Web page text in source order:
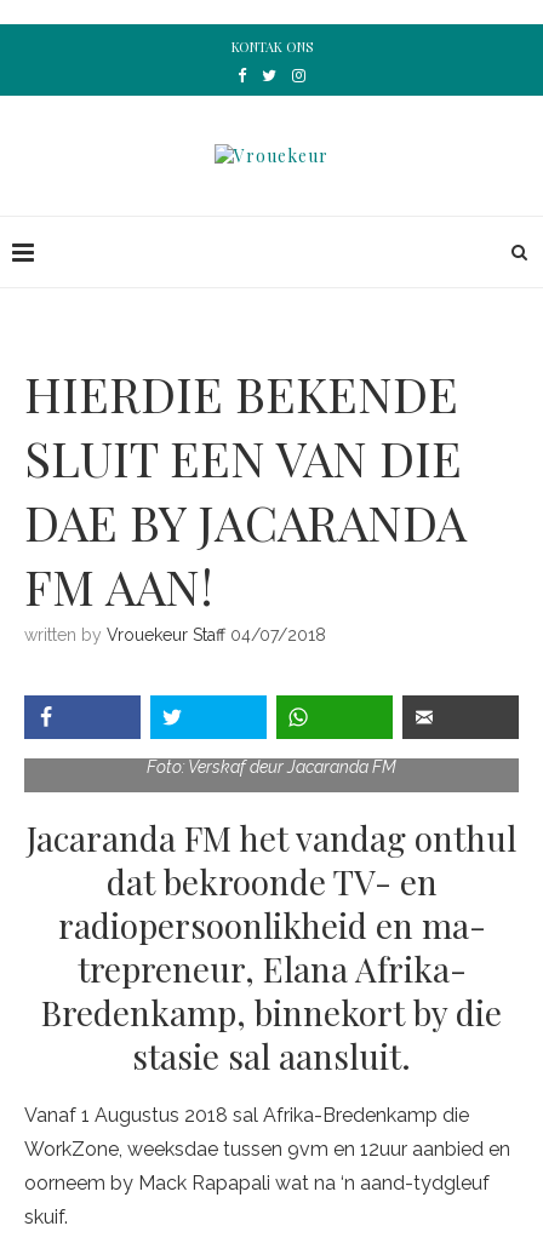
KONTAK ONS
HIERDIE BEKENDE
SLUIT EEN VAN DIE
DAE BY JACARANDA
FM AAN!
written by Vrouekeur Staff 04/07/2018
Foto: Verskaf deur Jacaranda FM
Jacaranda FM het vandag onthul
dat bekroonde TV- en
radiopersoonlikheid en ma-
trepreneur, Elana Afrika-
Bredenkamp, binnekort by die
stasie sal aansluit.
Vanaf 1 Augustus 2018 sal Afrika-Bredenkamp die
WorkZone, weeksdae tussen 9vm en 12uur aanbied en
oorneem by Mack Rapapali wat na ‘n aand-tydgleuf
skuif.